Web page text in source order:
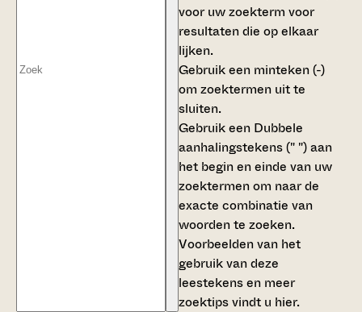
voor uw zoekterm voor
resultaten die op elkaar
lijken.
Gebruik een minteken (-)
om zoektermen uit te
sluiten.
Gebruik een Dubbele
aanhalingstekens (" ")aan
het begin en einde van uw
zoektermen om naar de
exacte combinatie van
woorden te zoeken.
Voorbeelden van het
gebruik van deze
leestekens en meer
zoektips vindt u hier.